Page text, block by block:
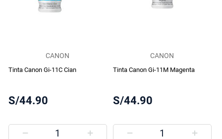
CANON
Tinta Canon Gi-11C Cian
S/44.90
CANON
Tinta Canon Gi-11M Magenta
S/44.90